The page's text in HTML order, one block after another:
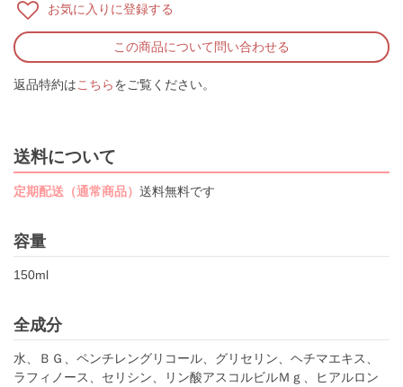
お気に入りに登録する
この商品について問い合わせる
返品特約はこちらをご覧ください。
送料について
定期配送（通常商品） 送料無料です
容量
150ml
全成分
水、ＢＧ、ペンチレングリコール、グリセリン、ヘチマエキス、
ラフィノース、セリシン、リン酸アスコルビルＭｇ、ヒアルロン